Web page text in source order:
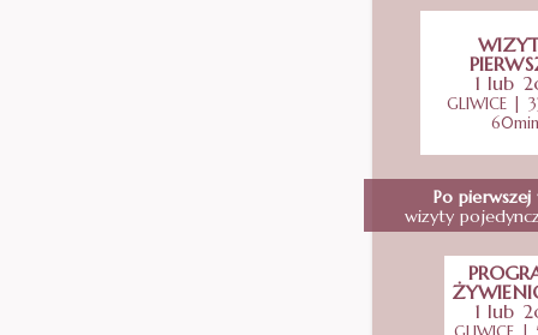
1 lub
GLIWICE |
Po pierwszej
wizyty
1 lub